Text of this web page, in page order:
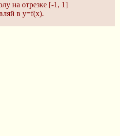
на отрезке [-1, 1]
в y=f(x).